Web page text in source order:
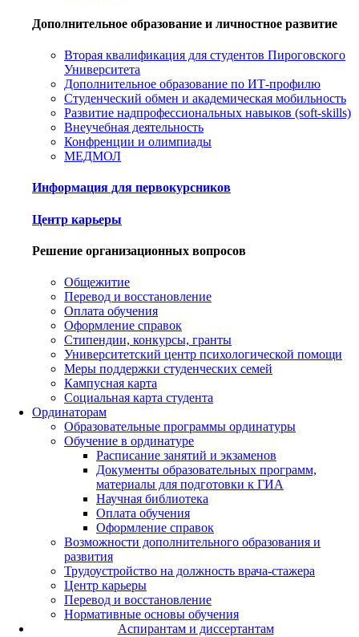
Дополнительное образование и личностное развитие
Вторая квалификация для студентов Пироговского
Университета
Дополнительное образование по ИТ-профилю
Студенческий обмен и академическая мобильность
Развитие надпрофессиональных навыков (soft-skills)
Внеучебная деятельность
Конфренции и олимпиады
МЕДМОЛ
Информация для первокурсников
Центр карьеры
Решение организационных вопросов
Общежитие
Перевод и восстановление
Оплата обучения
Оформление справок
Стипендии, конкурсы, гранты
Университетский центр психологической помощи
Меры поддержки студенческих семей
Кампусная карта
Социальная карта студента
Ординаторам
Образовательные программы ординатуры
Обучение в ординатуре
Расписание занятий и экзаменов
Документы образовательных программ,
материалы для подготовки к ГИА
Научная библиотека
Оплата обучения
Оформление справок
Возможности дополнительного образования и
развития
Трудоустройство на должность врача-стажера
Центр карьеры
Перевод и восстановление
Нормативные основы обучения
Аспирантам и диссертантам